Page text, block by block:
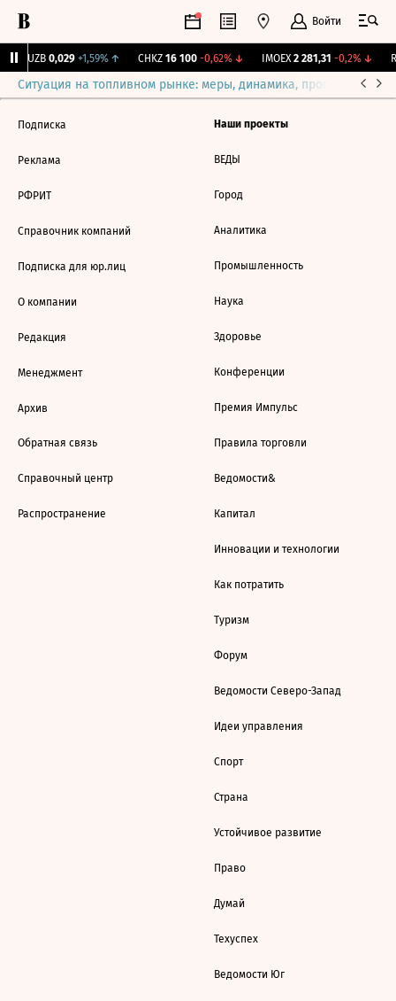
Войти
KUZB 0,029 +1,59%↑ CHKZ 16 100 -0,62%↓ IMOEX 2 281,31 -0,2%↓
Ситуация на топливном рынке: меры, динамика, прогнозы
Подписка
Реклама
РФРИТ
Справочник компаний
Подписка для юр.лиц
О компании
Редакция
Менеджмент
Архив
Обратная связь
Справочный центр
Распространение
Наши проекты
ВЕДЫ
Город
Аналитика
Промышленность
Наука
Здоровье
Конференции
Премия Импульс
Правила торговли
Ведомости&
Капитал
Инновации и технологии
Как потратить
Туризм
Форум
Ведомости Северо-Запад
Идеи управления
Спорт
Страна
Устойчивое развитие
Право
Думай
Техуспех
Ведомости Юг